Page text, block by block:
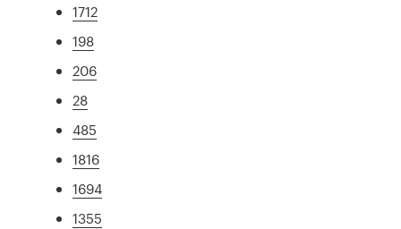
1712
198
206
28
485
1816
1694
1355